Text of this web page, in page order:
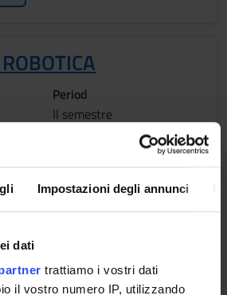
Impostazioni degli annunci
dati
trattiamo i vostri dati
il vostro numero IP, utilizzando
Period
II semestre